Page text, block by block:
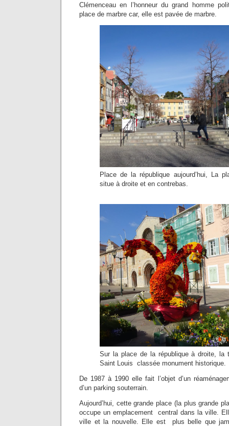
Clémenceau en l’honneur du grand homme
place de marbre car, elle est pavée de marbre.
Place de la république aujourd’hui, La
situe à droite et en contrebas.
Sur la place de la république à droite, la
Saint Louis classée monument historique.
De 1987 à 1990 elle fait l’objet d’un
d’un parking souterrain.
Aujourd’hui, cette grande place (la plus grande
occupe un emplacement central dans la ville.
ville et la nouvelle. Elle est plus belle que